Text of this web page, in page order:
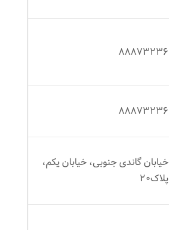
۸۸۸۷۳۲۳۶
۸۸۸۷۳۲۳۶
خیابان گاندی جنوبی، خیابان یکم،
پلاک۲۰